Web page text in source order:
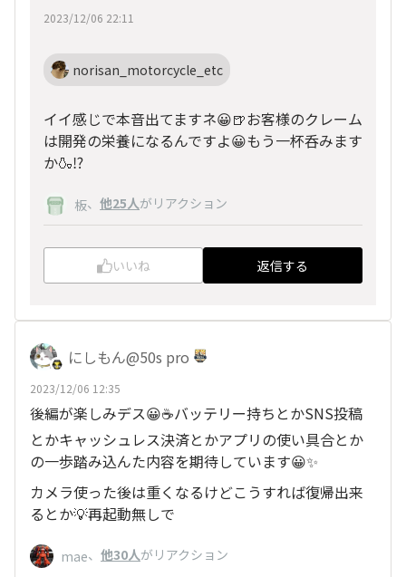
2023/12/06 22:11
norisan_motorcycle_etc
イイ感じで本音出てますネ😀🍺お客様のクレーム
は開発の栄養になるんですよ😀もう一杯呑みます
か🍶⁉️
板、 他25人がリアクション
いいね 返信する
にしもん@50s pro
2023/12/06 12:35
後編が楽しみデス😀☕バッテリー持ちとかSNS投稿
とかキャッシュレス決済とかアプリの使い具合とか
の一歩踏み込んた内容を期待しています😀✨
カメラ使った後は重くなるけどこうすれば復帰出来
るとか💡再起動無しで
mae、 他30人がリアクション